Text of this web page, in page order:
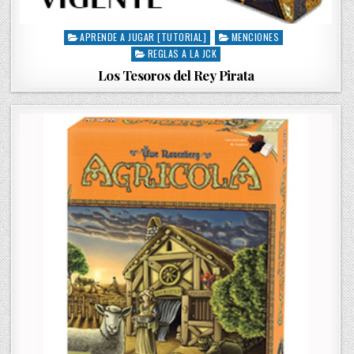
P
e
APRENDE A JUGAR [TUTORIAL]
MENCIONES
REGLAS A LA JCK
Los Tesoros del Rey Pirata